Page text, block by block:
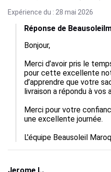
Expérience du : 28 mai 2026
Réponse de
Bonjour,
Merci d’avoir pris le
pour cette excellente
d’apprendre que votre
livraison a répondu à vos
Merci pour votre
une excellente journée.
L'équipe Beausoleil